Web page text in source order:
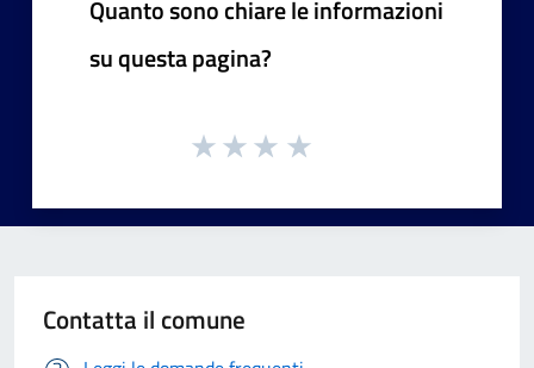
Quanto sono chiare le informazioni
su questa pagina?
Contatta il comune